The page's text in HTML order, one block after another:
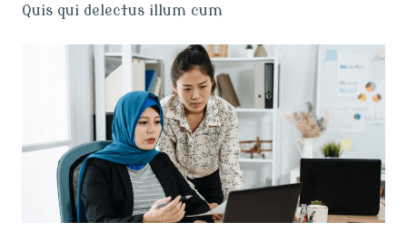
Quis qui delectus illum cum